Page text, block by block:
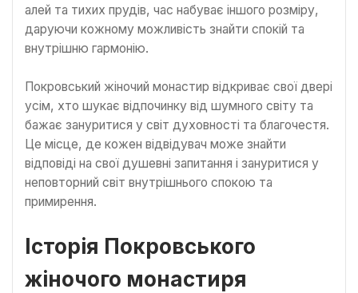
алей та тихих прудів, час набуває іншого розміру,
даруючи кожному можливість знайти спокій та
внутрішню гармонію.
Покровський жіночий монастир відкриває свої двері
усім, хто шукає відпочинку від шумного світу та
бажає зануритися у світ духовності та благочестя.
Це місце, де кожен відвідувач може знайти
відповіді на свої душевні запитання і зануритися у
неповторний світ внутрішнього спокою та
примирення.
Історія Покровського
жіночого монастиря